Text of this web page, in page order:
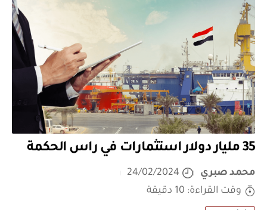
35 مليار دولار استثمارات في راس الحكمة
محمد صبري
24/02/2024
وقت القراءة: 10 دقيقة